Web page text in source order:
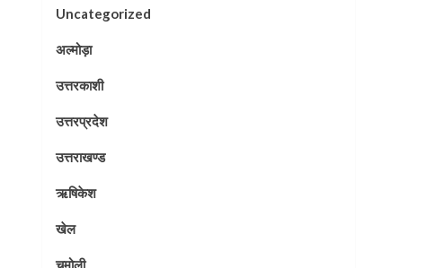
Uncategorized
अल्मोड़ा
उत्तरकाशी
उत्तरप्रदेश
उत्तराखण्ड
ऋषिकेश
खेल
चमोली